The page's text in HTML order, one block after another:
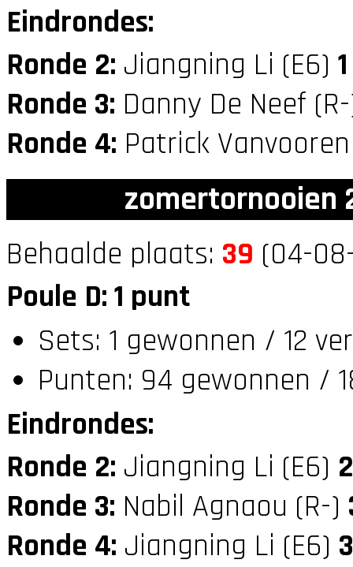
Eindrondes:
Ronde 2: Jiangning Li (E6) 1
Ronde 3: Danny De Neef
Ronde 4: Patrick
zomertornooien
Behaalde plaats: 39 (04-
Poule D: 1 punt
Sets: 1 gewonnen / 12
Punten: 94 gewonnen /
Eindrondes:
Ronde 2: Jiangning Li (E6) 2
Ronde 3: Nabil Agnaou (R-)
Ronde 4: Jiangning Li (E6) 3